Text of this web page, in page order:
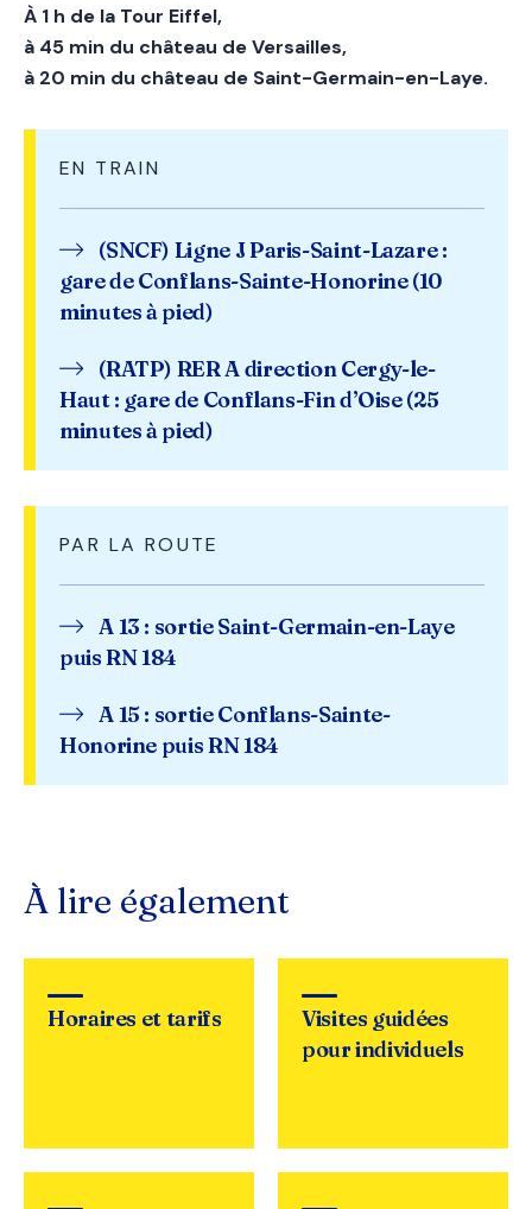
À 1 h de la Tour Eiffel,
à 45 min du château de Versailles,
à 20 min du château de Saint-Germain-en-Laye.
EN TRAIN
(SNCF) Ligne J Paris-Saint-Lazare :
gare de Conflans-Sainte-Honorine (10
minutes à pied)
(RATP) RER A direction Cergy-le-
Haut : gare de Conflans-Fin d’Oise (25
minutes à pied)
PAR LA ROUTE
A 13 : sortie Saint-Germain-en-Laye
puis RN 184
A 15 : sortie Conflans-Sainte-
Honorine puis RN 184
À lire également
Horaires et tarifs
Visites guidées
pour individuels